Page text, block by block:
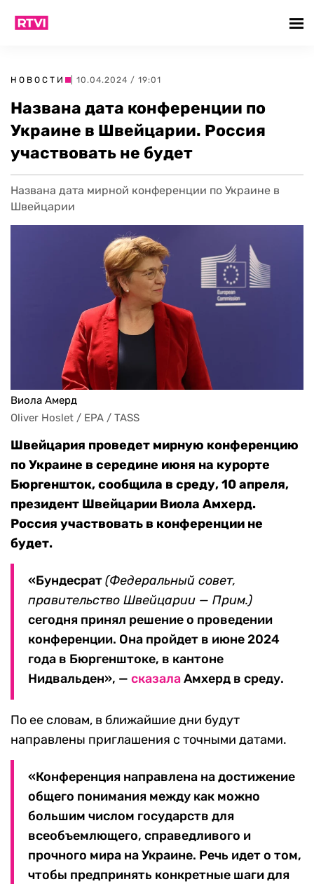
НОВОСТИ | 10.04.2024 / 19:01
Названа дата конференции по
Украине в Швейцарии. Россия
участвовать не будет
Названа дата мирной конференции по Украине в
Швейцарии
Виола Амерд
Oliver Hoslet / EPA / TASS
Швейцария проведет мирную конференцию
по Украине в середине июня на курорте
Бюргеншток, сообщила в среду, 10 апреля,
президент Швейцарии Виола Амхерд.
Россия участвовать в конференции не
будет.
«Бундесрат(Федеральный совет,
правительство Швейцарии — Прим.)
сегодня принял решение о проведении
конференции. Она пройдет в июне 2024
года в Бюргенштоке, в кантоне
Нидвальден», — сказалаАмхерд в среду.
По ее словам, в ближайшие дни будут
направлены приглашения с точными датами.
«Конференция направлена на достижение
общего понимания между как можно
большим числом государств для
всеобъемлющего, справедливого и
прочного мира на Украине. Речь идет о том,
чтобы предпринять конкретные шаги для